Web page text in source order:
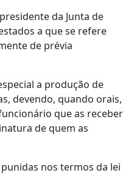
da Junta de
a que se refere
de prévia
a produção de
devendo, quando orais,
que as receber
de quem as
nos termos da lei